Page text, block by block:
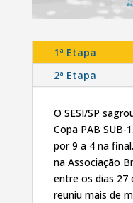
1ª Etapa
2ª Etapa
O SESI/SP
Copa PAB SUB-
por 9 a 4 na
na Associação
entre os dias 27
reuniu mais de